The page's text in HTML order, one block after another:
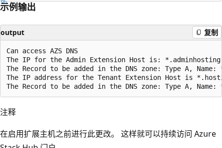
示例输出
output 复制
Can access AZS DNS
The IP for the Admin Extension Host is:
The Record to be added in the DNS zone: Type A,
The IP address for the Tenant Extension Host is
注释
在启用扩展主机之前进行此更改。 这样就可以持续访问 Azure